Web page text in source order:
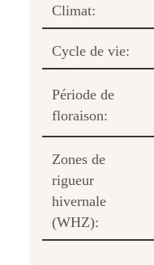
Climat:
Cycle de vie:
Période de
floraison:
Zones de
rigueur
hivernale
(WHZ):